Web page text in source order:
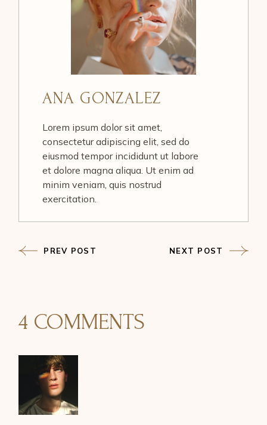
ANA GONZALEZ
Lorem ipsum dolor sit amet,
consectetur adipiscing elit, sed do
eiusmod tempor incididunt ut labore
et dolore magna aliqua. Ut enim ad
minim veniam, quis nostrud
exercitation.
PREV POST NEXT POST
4 COMMENTS